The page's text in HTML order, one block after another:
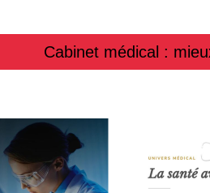
Cabinet médical :